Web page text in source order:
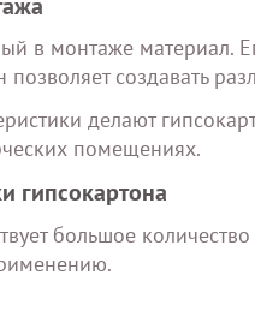
в монтаже материал.
позволяет создавать
делают
помещениях.
гипсокартона
большое